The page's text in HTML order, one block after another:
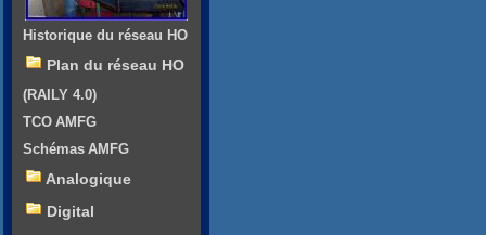
Historique du réseau HO
Plan du réseau HO
(RAILY 4.0)
TCO AMFG
Schémas AMFG
Analogique
Digital